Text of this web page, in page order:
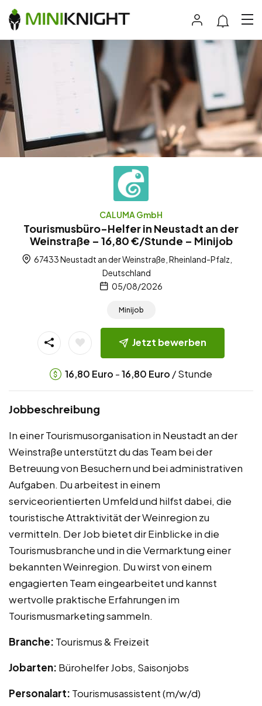
CALUMA GmbH
Tourismusbüro-Helfer in Neustadt an der
Weinstraße – 16,80 €/Stunde – Minijob
67433 Neustadt an der Weinstraße, Rheinland-Pfalz,
Deutschland
05/08/2026
Minijob
Jetzt bewerben
16,80 Euro -16,80 Euro / Stunde
Jobbeschreibung
In einer Tourismusorganisation in Neustadt an der
Weinstraße unterstützt du das Team bei der
Betreuung von Besuchern und bei administrativen
Aufgaben. Du arbeitest in einem
serviceorientierten Umfeld und hilfst dabei, die
touristische Attraktivität der Weinregion zu
vermitteln. Der Job bietet dir Einblicke in die
Tourismusbranche und in die Vermarktung einer
bekannten Weinregion. Du wirst von einem
engagierten Team eingearbeitet und kannst
wertvolle praktische Erfahrungen im
Tourismusmarketing sammeln.
Branche: Tourismus & Freizeit
Jobarten: Bürohelfer Jobs, Saisonjobs
Personalart: Tourismusassistent (m/w/d)